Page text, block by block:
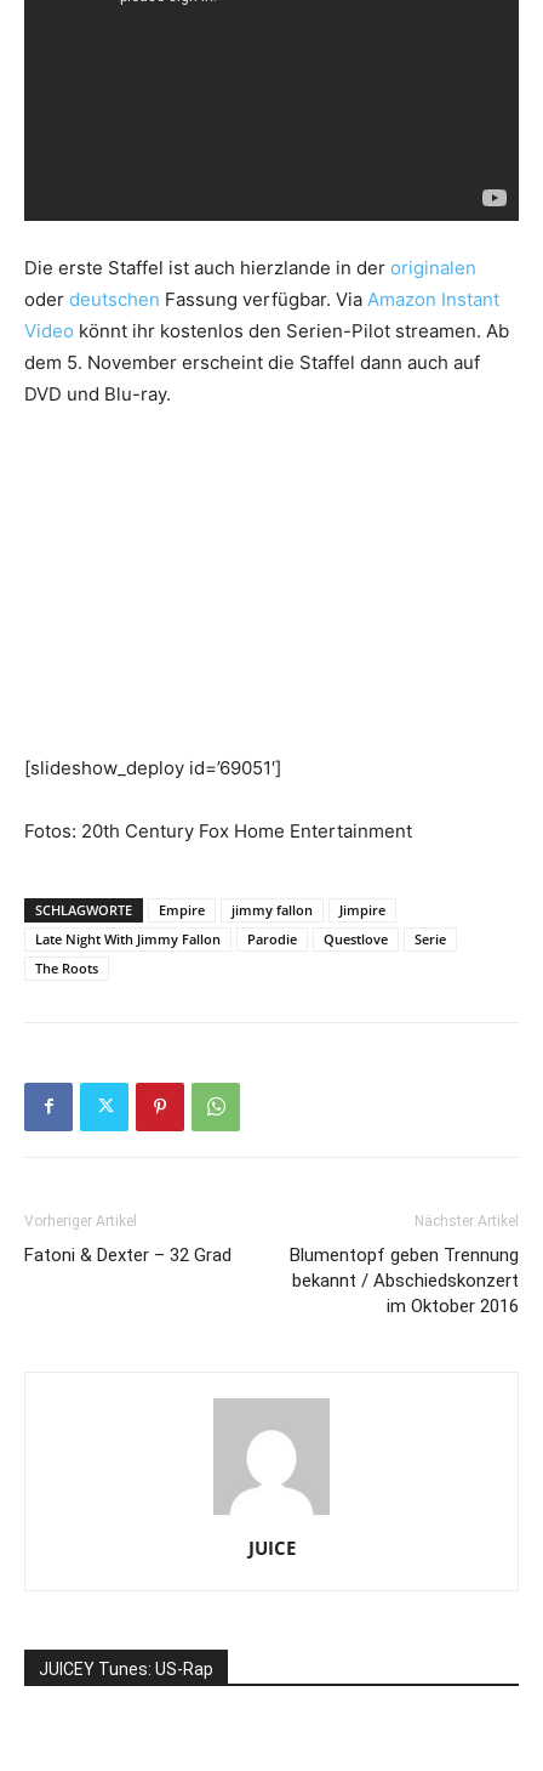
Die erste Staffel ist auch hierzlande in der originalen
oder deutschen Fassung verfügbar. Via Amazon Instant
Video könnt ihr kostenlos den Serien-Pilot streamen. Ab
dem 5. November erscheint die Staffel dann auch auf
DVD und Blu-ray.
[slideshow_deploy id=’69051′]
Fotos: 20th Century Fox Home Entertainment
SCHLAGWORTE Empire jimmy fallon
Jimpire
Late Night With Jimmy Fallon
Parodie Questlove
Serie
The Roots
Vorheriger Artikel
Fatoni & Dexter – 32 Grad
Nächster Artikel
Blumentopf geben Trennung
bekannt / Abschiedskonzert
im Oktober 2016
JUICE
JUICEY Tunes: US-Rap